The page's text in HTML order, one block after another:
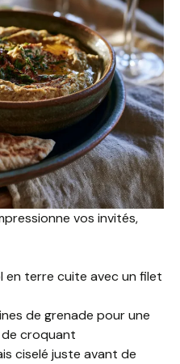
vos invités,
en terre cuite avec un filet
de grenade pour une
croquant
ciselé juste avant de